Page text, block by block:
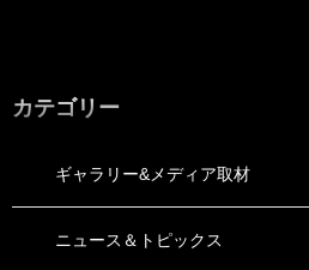
カテゴリー
ギャラリー&メディア取材
ニュース＆トピックス